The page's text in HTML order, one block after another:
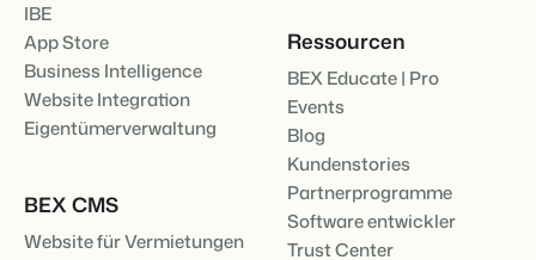
IBE
App Store
Business Intelligence
Website Integration
Eigentümerverwaltung
BEX CMS
Website für Vermietungen
Ressourcen
BEX Educate | Pro
Events
Blog
Kundenstories
Partnerprogramme
Software entwickler
Trust Center